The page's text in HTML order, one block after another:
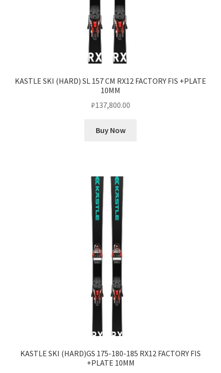
KASTLE SKI (HARD) SL 157 CM RX12 FACTORY FIS +PLATE
10MM
₽137,800.00
Buy Now
KASTLE SKI (HARD)GS 175-180-185 RX12 FACTORY FIS
+PLATE 10MM